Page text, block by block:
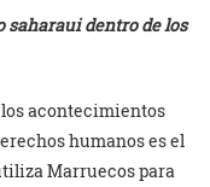
saharaui dentro de los
acontecimientos
humanos es el
Marruecos para